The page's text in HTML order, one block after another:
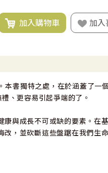
加入購物車 加入
本書獨特之處，在於涵蓋了
、更容易引起爭端的了。
與成長不可或缺的要素。在
，並砍斷這些盤踞在我們生